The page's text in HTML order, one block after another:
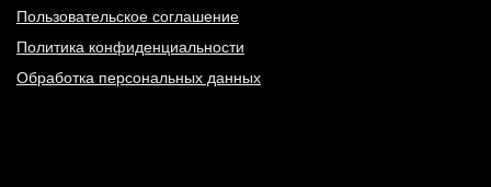
Пользовательское соглашение
Политика конфиденциальности
Обработка персональных данных